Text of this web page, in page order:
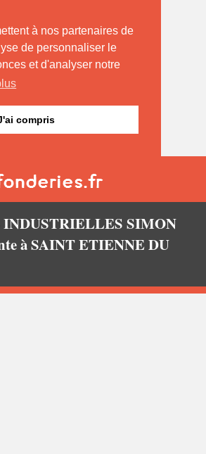
à nos partenaires de
de personnaliser le
et d'analyser notre
compris
INDUSTRIELLES SIMON
à SAINT ETIENNE DU